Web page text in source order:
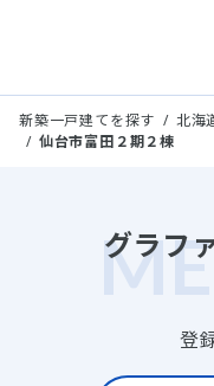
新築一戸建てを探す 北海
仙台市富田２期２棟
グラフ
登